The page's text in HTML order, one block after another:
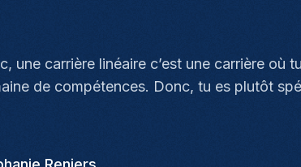
une carrière linéaire c’est une carrière où
de compétences. Donc, tu es plutôt